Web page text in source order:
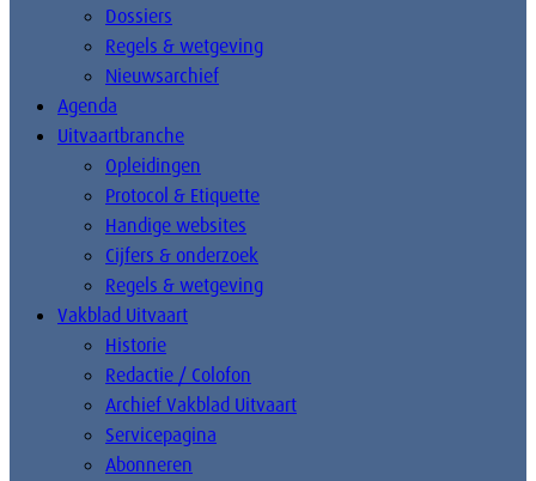
Dossiers
Regels & wetgeving
Nieuwsarchief
Agenda
Uitvaartbranche
Opleidingen
Protocol & Etiquette
Handige websites
Cijfers & onderzoek
Regels & wetgeving
Vakblad Uitvaart
Historie
Redactie / Colofon
Archief Vakblad Uitvaart
Servicepagina
Abonneren